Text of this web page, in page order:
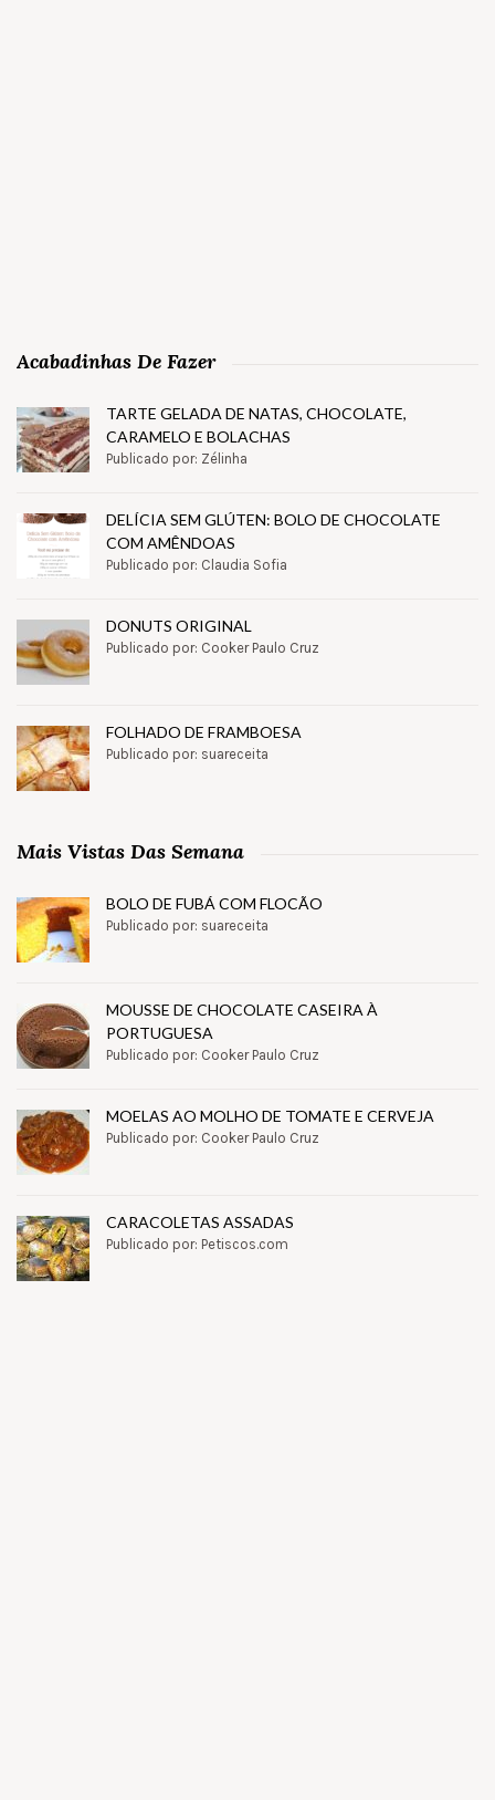
Acabadinhas De Fazer
TARTE GELADA DE NATAS, CHOCOLATE,
CARAMELO E BOLACHAS
Publicado por: Zélinha
DELÍCIA SEM GLÚTEN: BOLO DE CHOCOLATE
COM AMÊNDOAS
Publicado por: Claudia Sofia
DONUTS ORIGINAL
Publicado por: Cooker Paulo Cruz
FOLHADO DE FRAMBOESA
Publicado por: suareceita
Mais Vistas Das Semana
BOLO DE FUBÁ COM FLOCÃO
Publicado por: suareceita
MOUSSE DE CHOCOLATE CASEIRA À
PORTUGUESA
Publicado por: Cooker Paulo Cruz
MOELAS AO MOLHO DE TOMATE E CERVEJA
Publicado por: Cooker Paulo Cruz
CARACOLETAS ASSADAS
Publicado por: Petiscos.com